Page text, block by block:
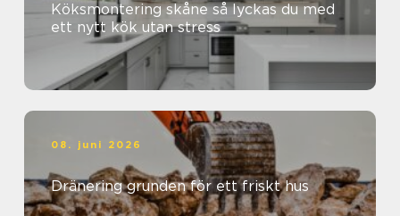
Köksmontering skåne så lyckas du med
ett nytt kök utan stress
08. juni 2026
Dränering grunden för ett friskt hus